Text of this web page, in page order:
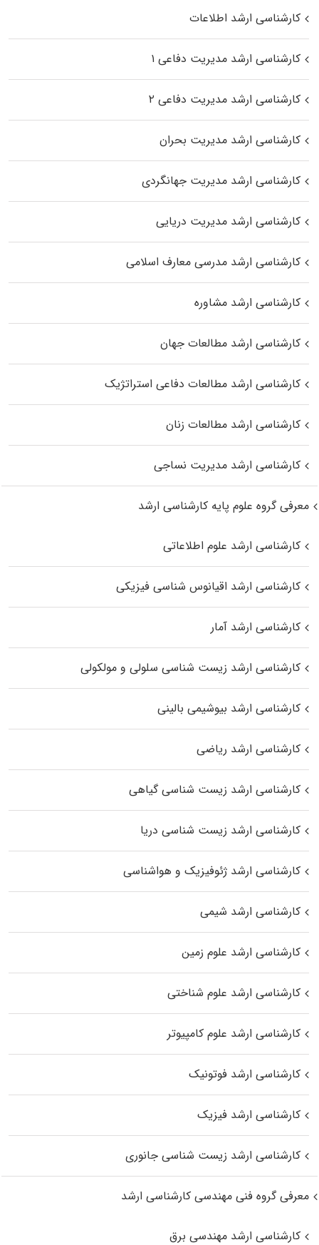
کارشناسی ارشد اطلاعات
کارشناسی ارشد مدیریت دفاعی ۱
کارشناسی ارشد مدیریت دفاعی ۲
کارشناسی ارشد مدیریت بحران
کارشناسی ارشد مدیریت جهانگردی
کارشناسی ارشد مدیریت دریایی
کارشناسی ارشد مدرسی معارف اسلامی
کارشناسی ارشد مشاوره
کارشناسی ارشد مطالعات جهان
کارشناسی ارشد مطالعات دفاعی استراتژیک
کارشناسی ارشد مطالعات زنان
کارشناسی ارشد مدیریت نساجی
معرفی گروه علوم پایه کارشناسی ارشد
کارشناسی ارشد علوم اطلاعاتی
کارشناسی ارشد اقیانوس‌ شناسی فیزیکی
کارشناسی ارشد آمار
کارشناسی ارشد زیست شناسی سلولی و مولکولی
کارشناسی ارشد بیوشیمی بالینی
کارشناسی ارشد ریاضی
کارشناسی ارشد زیست‌ شناسی گیاهی
کارشناسی ارشد زیست‌ شناسی دریا
کارشناسی ارشد ژئوفیزیک و هواشناسی
کارشناسی ارشد شیمی
کارشناسی ارشد علوم زمین
کارشناسی ارشد علوم شناختی
کارشناسی ارشد علوم کامپیوتر
کارشناسی ارشد فوتونیک
کارشناسی ارشد فیزیک
کارشناسی ارشد زیست‌ شناسی جانوری
معرفی گروه فنی مهندسی کارشناسی ارشد
کارشناسی ارشد مهندسی برق